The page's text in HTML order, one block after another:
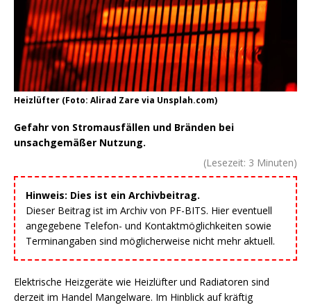
Heizlüfter (Foto: Alirad Zare via Unsplah.com)
Gefahr von Stromausfällen und Bränden bei
unsachgemäßer Nutzung.
(Lesezeit: 3 Minuten)
Hinweis: Dies ist ein Archivbeitrag.
Dieser Beitrag ist im Archiv von PF-BITS. Hier eventuell
angegebene Telefon- und Kontaktmöglichkeiten sowie
Terminangaben sind möglicherweise nicht mehr aktuell.
Elektrische Heizgeräte wie Heizlüfter und Radiatoren sind
derzeit im Handel Mangelware. Im Hinblick auf kräftig